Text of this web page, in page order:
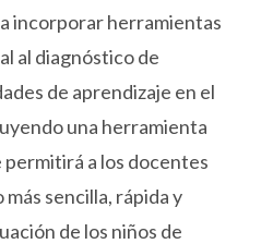
incorporar herramientas
al diagnóstico de
de aprendizaje en el
una herramienta
permitirá a los docentes
sencilla, rápida y
de los niños de